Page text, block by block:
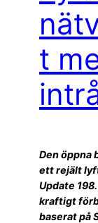
t
Den öppna
ett rejält
Update
kraftigt
baserat på